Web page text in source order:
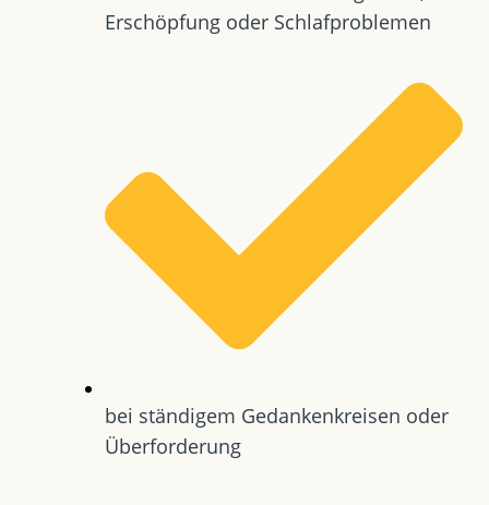
Erschöpfung oder Schlafproblemen
bei ständigem Gedankenkreisen oder
Überforderung